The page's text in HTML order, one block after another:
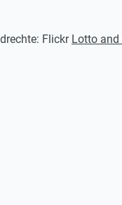
Flickr Lotto and